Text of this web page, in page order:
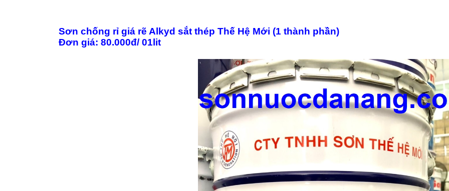
Sơn chống rỉ giá rẽ Alkyd sắt thép Thế Hệ Mới (1 thành phần)
Đơn giá: 80.000đ/ 01lit